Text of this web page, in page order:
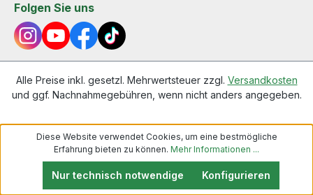
Folgen Sie uns
Alle Preise inkl. gesetzl. Mehrwertsteuer zzgl. Versandkosten
und ggf. Nachnahmegebühren, wenn nicht anders angegeben.
Diese Website verwendet Cookies, um eine bestmögliche
Erfahrung bieten zu können. Mehr Informationen ...
Nur technisch notwendige Konfigurieren